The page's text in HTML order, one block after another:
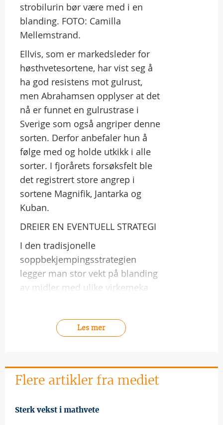
strobilurin bør være med i en
blanding. FOTO: Camilla
Mellemstrand.
Ellvis, som er markedsleder for
høsthvetesortene, har vist seg å
ha god resistens mot gulrust,
men Abrahamsen opplyser at det
nå er funnet en gulrustrase i
Sverige som også angriper denne
sorten. Derfor anbefaler hun å
følge med og holde utkikk i alle
sorter. I fjorårets forsøksfelt ble
det registrert store angrep i
sortene Magnifik, Jantarka og
Kuban.
DREIER EN EVENTUELL STRATEGI
I den tradisjonelle
soppbekjempingsstrategien
legger man stor vekt på blanding
av midler med ulike virkemeka
Les mer
Flere artikler fra mediet
Sterk vekst i mathvete